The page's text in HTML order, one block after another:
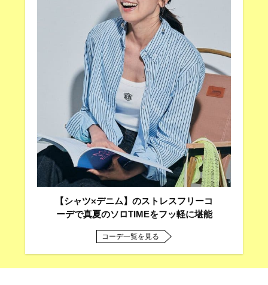
【シャツ×デニム】のストレスフリーコ
ーデで真夏のソロTIMEをフッ軽に堪能
コーデ一覧を見る